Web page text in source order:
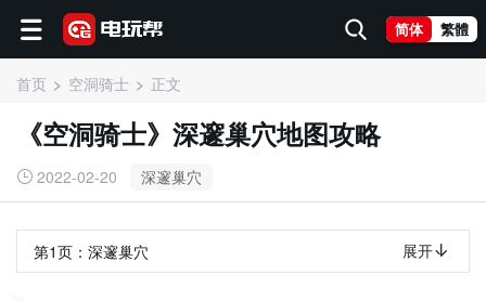
简体 繁體
首页 空洞骑士 正文
《空洞骑士》深邃巢穴地图攻略
2022-02-20 深邃巢穴
第1页： 深邃巢穴 展开